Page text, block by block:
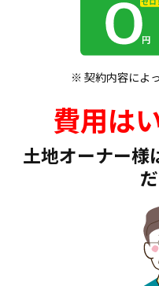
※ 契約内容によ
費用は
土地オーナー様